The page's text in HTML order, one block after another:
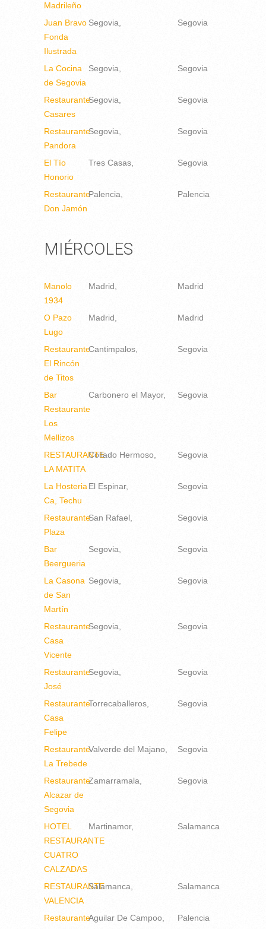
Madrileño
Juan Bravo
Fonda
Ilustrada
Segovia Segovia
La Cocina
de Segovia
Segovia Segovia
Restaurante
Casares
Segovia Segovia
Restaurante
Pandora
Segovia Segovia
El Tío
Honorio
Tres Casas Segovia
Restaurante
Don Jamón
Palencia Palencia
MIÉRCOLES
Manolo
1934
Madrid Madrid
O Pazo
Lugo
Madrid Madrid
Restaurante
El Rincón
de Titos
Cantimpalos Segovia
Bar
Restaurante
Los
Mellizos
Carbonero el Mayor Segovia
RESTAURANTE
LA MATITA
Collado Hermoso Segovia
La Hosteria
Ca, Techu
El Espinar Segovia
Restaurante
Plaza
San Rafael Segovia
Bar
Beergueria
Segovia Segovia
La Casona
de San
Martín
Segovia Segovia
Restaurante
Casa
Vicente
Segovia Segovia
Restaurante
José
Segovia Segovia
Restaurante
Casa
Felipe
Torrecaballeros Segovia
Restaurante
La Trebede
Valverde del Majano Segovia
Restaurante
Alcazar de
Segovia
Zamarramala Segovia
HOTEL
RESTAURANTE
CUATRO
CALZADAS
Martinamor Salamanca
RESTAURANTE
VALENCIA
Salamanca Salamanca
RestauranteAguilar De Campoo Palencia